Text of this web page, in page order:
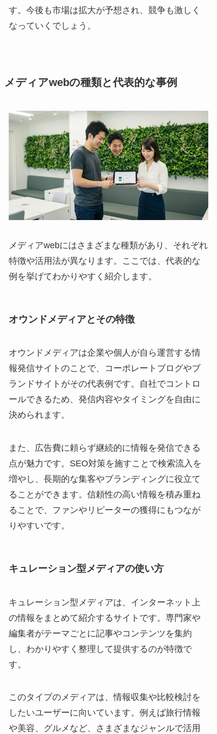
す。今後も市場は拡大が予想され、競争も激しく
なっていくでしょう。
メディアwebの種類と代表的な事例
メディアwebにはさまざまな種類があり、それぞれ
特徴や活用法が異なります。ここでは、代表的な
例を挙げてわかりやすく紹介します。
オウンドメディアとその特徴
オウンドメディアは企業や個人が自ら運営する情
報発信サイトのことで、コーポレートブログやブ
ランドサイトがその代表例です。自社でコントロ
ールできるため、発信内容やタイミングを自由に
決められます。
また、広告費に頼らず継続的に情報を発信できる
点が魅力です。SEO対策を施すことで検索流入を
増やし、長期的な集客やブランディングに役立て
ることができます。信頼性の高い情報を積み重ね
ることで、ファンやリピーターの獲得にもつなが
りやすいです。
キュレーション型メディアの使い方
キュレーション型メディアは、インターネット上
の情報をまとめて紹介するサイトです。専門家や
編集者がテーマごとに記事やコンテンツを集約
し、わかりやすく整理して提供するのが特徴で
す。
このタイプのメディアは、情報収集や比較検討を
したいユーザーに向いています。例えば旅行情報
や美容、グルメなど、さまざまなジャンルで活用